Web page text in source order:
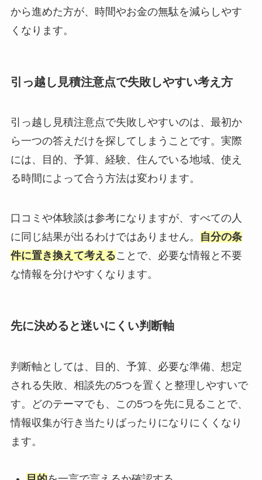
から進めた方が、時間やお金の無駄を減らしやす
くなります。
引っ越し見積注意点で失敗しやすい考え方
引っ越し見積注意点で失敗しやすいのは、最初か
ら一つの答えだけを探してしまうことです。実際
には、目的、予算、経験、住んでいる地域、使え
る時間によって合う方法は変わります。
口コミや体験談は参考になりますが、すべての人
に同じ結果が出るわけではありません。
自分の条
件に置き換えて考えることで、必要な情報と不要
な情報を分けやすくなります。
先に決めると迷いにくい判断軸
判断軸としては、目的、予算、必要な準備、想定
される失敗、相談先の5つを置くと整理しやすいで
す。どのテーマでも、この5つを先に見ることで、
情報収集が行き当たりばったりになりにくくなり
ます。